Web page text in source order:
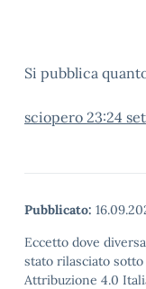
Si pubblica
sciopero 23:24
Pubblicato:
Eccetto dove
stato rilasciato
Attribuzione 4.0